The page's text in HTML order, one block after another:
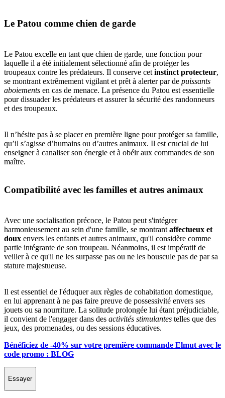
Le Patou comme chien de garde
Le Patou excelle en tant que chien de garde, une fonction pour
laquelle il a été initialement sélectionné afin de protéger les
troupeaux contre les prédateurs. Il conserve cet instinct protecteur,
se montrant extrêmement vigilant et prêt à alerter par de puissants
aboiements en cas de menace. La présence du Patou est essentielle
pour dissuader les prédateurs et assurer la sécurité des randonneurs
et des troupeaux.
Il n’hésite pas à se placer en première ligne pour protéger sa famille,
qu’il s’agisse d’humains ou d’autres animaux. Il est crucial de lui
enseigner à canaliser son énergie et à obéir aux commandes de son
maître.
Compatibilité avec les familles et autres animaux
Avec une socialisation précoce, le Patou peut s'intégrer
harmonieusement au sein d'une famille, se montrant affectueux et
doux envers les enfants et autres animaux, qu'il considère comme
partie intégrante de son troupeau. Néanmoins, il est impératif de
veiller à ce qu'il ne les surpasse pas ou ne les bouscule pas de par sa
stature majestueuse.
Il est essentiel de l'éduquer aux règles de cohabitation domestique,
en lui apprenant à ne pas faire preuve de possessivité envers ses
jouets ou sa nourriture. La solitude prolongée lui étant préjudiciable,
il convient de l'engager dans des activités stimulantes telles que des
jeux, des promenades, ou des sessions éducatives.
Bénéficiez de -40% sur votre première commande Elmut avec le
code promo : BLOG
Essayer